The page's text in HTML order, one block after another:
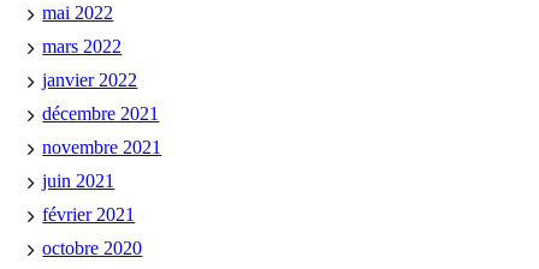
mai 2022
mars 2022
janvier 2022
décembre 2021
novembre 2021
juin 2021
février 2021
octobre 2020